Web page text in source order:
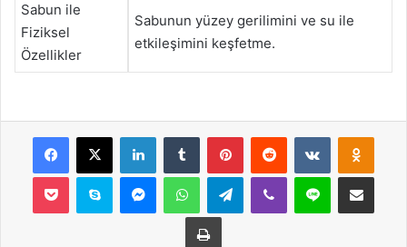
Sabun ile
Fiziksel
Özellikler
Sabunun yüzey gerilimini ve su ile
etkileşimini keşfetme.
Facebook
X LinkedInTumblr PinterestReddit VKontakte
Pocket Skype MessengerWhatsAppTelegramViber Line E-Posta ile
Yazdır